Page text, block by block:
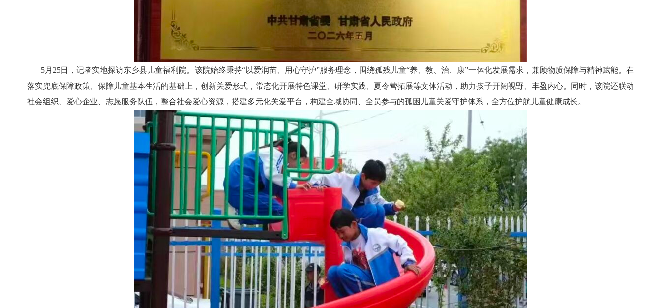
5月25日，记者实地探访东乡县儿童福利院。该院始终秉持“以爱润苗、用心守护”服务理念，围绕孤残儿童“养、教、治、康”一体化发展需求，兼顾物质保障与精神赋能。在
落实兜底保障政策、保障儿童基本生活的基础上，创新关爱形式，常态化开展特色课堂、研学实践、夏令营拓展等文体活动，助力孩子开阔视野、丰盈内心。同时，该院还联动
社会组织、爱心企业、志愿服务队伍，整合社会爱心资源，搭建多元化关爱平台，构建全域协同、全员参与的孤困儿童关爱守护体系，全方位护航儿童健康成长。